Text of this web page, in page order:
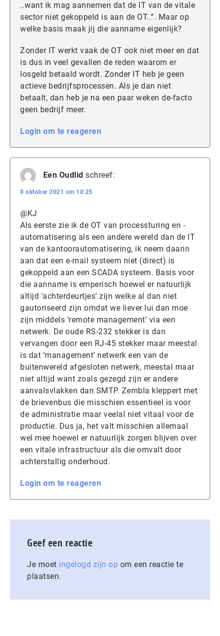
..want ik mag aannemen dat de IT van de vitale
sector niet gekoppeld is aan de OT..”. Maar op
welke basis maak jij die aanname eigenlijk?
Zonder IT werkt vaak de OT ook niet meer en dat
is dus in veel gevallen de reden waarom er
losgeld betaald wordt. Zonder IT heb je geen
actieve bedrijfsprocessen. Als je dan niet
betaalt, dan heb je na een paar weken de-facto
geen bedrijf meer.
Login om te reageren
Een Oudlid schreef:
8 oktober 2021 om 10:25
@KJ
Als eerste zie ik de OT van processturing en -
automatisering als een andere wereld dan de IT
van de kantoorautomatisering, ik neem daarin
aan dat een e-mail systeem niet (direct) is
gekoppeld aan een SCADA systeem. Basis voor
die aanname is emperisch hoewel er natuurlijk
altijd ‘achterdeurtjes’ zijn welke al dan niet
gautoriseerd zijn omdat we liever lui dan moe
zijn middels ‘remote management’ via een
netwerk. De oude RS-232 stekker is dan
vervangen door een RJ-45 stekker maar meestal
is dat ‘management’ netwerk een van de
buitenwereld afgesloten netwerk, meestal maar
niet altijd want zoals gezegd zijn er andere
aanvalsvlakken dan SMTP. Zembla kleppert met
de brievenbus die misschien essentieel is voor
de administratie maar veelal niet vitaal voor de
productie. Dus ja, het valt misschien allemaal
wel mee hoewel er natuurlijk zorgen blijven over
een vitale infrastructuur als die omvalt door
achterstallig onderhoud.
Login om te reageren
Geef een reactie
Je moet ingelogd zijn op om een reactie te
plaatsen.